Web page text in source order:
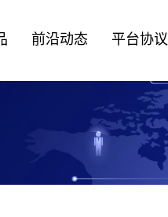
前沿动态 平台协议